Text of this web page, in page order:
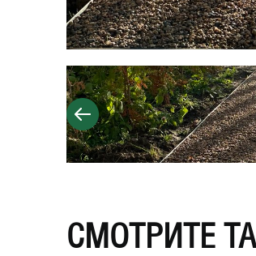
СМОТРИТЕ